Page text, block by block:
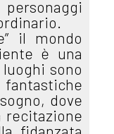
il mondo
è una
sono
dove
recitazione